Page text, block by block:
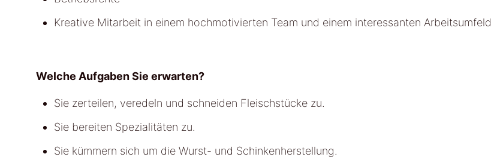
Kreative Mitarbeit in einem hochmotivierten Team und einem interessanten Arbeitsumfeld
Welche Aufgaben Sie erwarten?
Sie zerteilen, veredeln und schneiden Fleischstücke zu.
Sie bereiten Spezialitäten zu.
Sie kümmern sich um die Wurst- und Schinkenherstellung.